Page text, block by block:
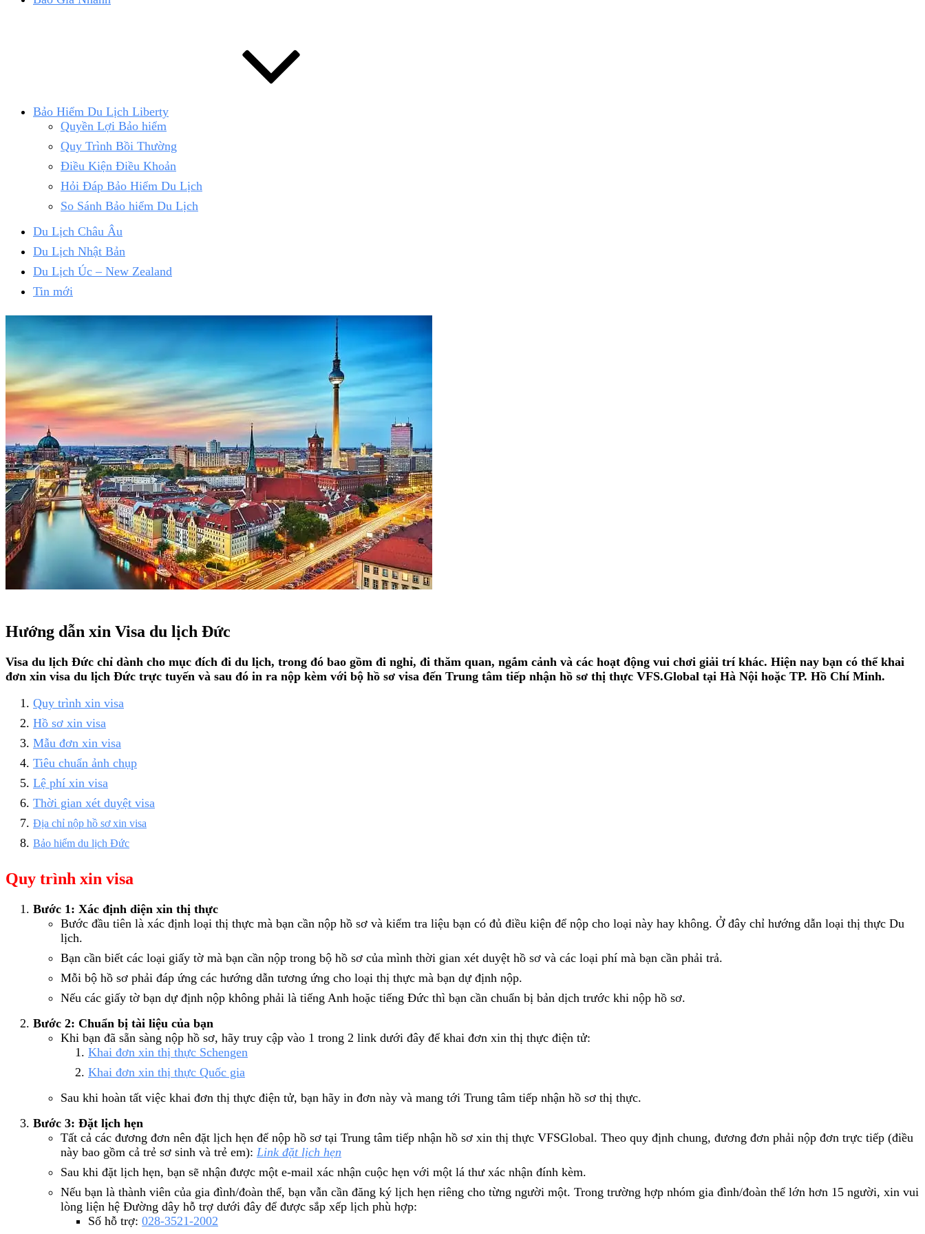
Bảo Hiểm Du Lịch Liberty
Quyền Lợi Bảo hiểm
Quy Trình Bồi Thường
Điều Kiện Điều Khoản
Hỏi Đáp Bảo Hiểm Du Lịch
So Sánh Bảo hiểm Du Lịch
Du Lịch Châu Âu
Du Lịch Nhật Bản
Du Lịch Úc – New Zealand
Tin mới
Hướng dẫn xin Visa du lịch Đức
Visa du lịch Đức chỉ dành cho mục đích đi du lịch, trong đó bao gồm đi nghỉ, đi thăm quan, ngắm cảnh và các hoạt động vui chơi giải trí khác. Hiện nay bạn có thể khai
đơn xin visa du lịch Đức trực tuyến và sau đó in ra nộp kèm với bộ hồ sơ visa đến Trung tâm tiếp nhận hồ sơ thị thực VFS.Global tại Hà Nội hoặc TP. Hồ Chí Minh.
Quy trình xin visa
Hồ sơ xin visa
Mẫu đơn xin visa
Tiêu chuẩn ảnh chụp
Lệ phí xin visa
Thời gian xét duyệt visa
Địa chỉ nộp hồ sơ xin visa
Bảo hiểm du lịch Đức
Quy trình xin visa
Bước 1: Xác định diện xin thị thực
Bước đầu tiên là xác định loại thị thực mà bạn cần nộp hồ sơ và kiểm tra liệu bạn có đủ điều kiện để nộp cho loại này hay không. Ở đây chỉ hướng dẫn loại thị thực Du
lịch.
Bạn cần biết các loại giấy tờ mà bạn cần nộp trong bộ hồ sơ của mình thời gian xét duyệt hồ sơ và các loại phí mà bạn cần phải trả.
Mỗi bộ hồ sơ phải đáp ứng các hướng dẫn tương ứng cho loại thị thực mà bạn dự định nộp.
Nếu các giấy tờ bạn dự định nộp không phải là tiếng Anh hoặc tiếng Đức thì bạn cần chuẩn bị bản dịch trước khi nộp hồ sơ.
Bước 2: Chuẩn bị tài liệu của bạn
Khi bạn đã sẵn sàng nộp hồ sơ, hãy truy cập vào 1 trong 2 link dưới đây để khai đơn xin thị thực điện tử:
Khai đơn xin thị thực Schengen
Khai đơn xin thị thực Quốc gia
Sau khi hoàn tất việc khai đơn thị thực điện tử, bạn hãy in đơn này và mang tới Trung tâm tiếp nhận hồ sơ thị thực.
Bước 3: Đặt lịch hẹn
Tất cả các đương đơn nên đặt lịch hẹn để nộp hồ sơ tại Trung tâm tiếp nhận hồ sơ xin thị thực VFSGlobal. Theo quy định chung, đương đơn phải nộp đơn trực tiếp (điều
này bao gồm cả trẻ sơ sinh và trẻ em): Link đặt lịch hẹn
Sau khi đặt lịch hẹn, bạn sẽ nhận được một e-mail xác nhận cuộc hẹn với một lá thư xác nhận đính kèm.
Nếu bạn là thành viên của gia đình/đoàn thể, bạn vẫn cần đăng ký lịch hẹn riêng cho từng người một. Trong trường hợp nhóm gia đình/đoàn thể lớn hơn 15 người, xin vui
lòng liện hệ Đường dây hỗ trợ dưới đây để được sắp xếp lịch phù hợp:
Số hỗ trợ: 028-3521-2002